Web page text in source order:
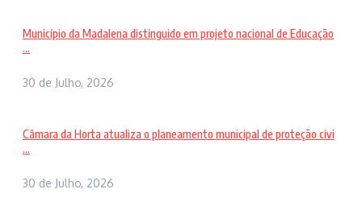
Município da Madalena distinguido em projeto nacional de Educação
...
30 de Julho, 2026
Câmara da Horta atualiza o planeamento municipal de proteção civi
...
30 de Julho, 2026